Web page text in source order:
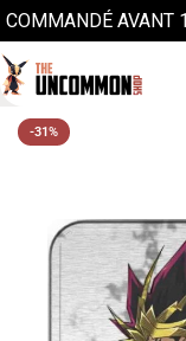
COMMANDÉ AVANT
-31%